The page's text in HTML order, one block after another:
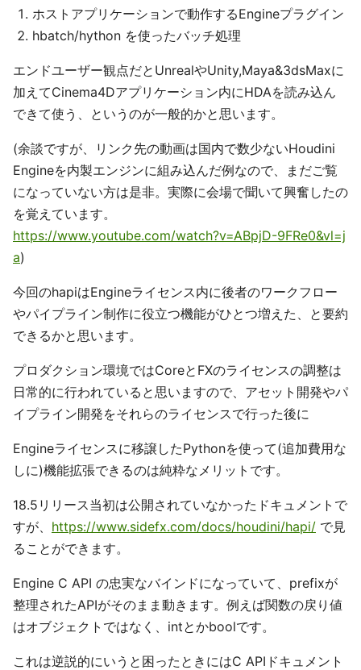
ホストアプリケーションで動作するEngineプラグイン
hbatch/hython を使ったバッチ処理
エンドユーザー観点だとUnrealやUnity,Maya&3dsMaxに
加えてCinema4Dアプリケーション内にHDAを読み込ん
できて使う、というのが一般的かと思います。
(余談ですが、リンク先の動画は国内で数少ないHoudini
Engineを内製エンジンに組み込んだ例なので、まだご覧
になっていない方は是非。実際に会場で聞いて興奮したの
を覚えています。
https://www.youtube.com/watch?v=ABpjD-9FRe0&vl=j
a)
今回のhapiはEngineライセンス内に後者のワークフロー
やパイプライン制作に役立つ機能がひとつ増えた、と要約
できるかと思います。
プロダクション環境ではCoreとFXのライセンスの調整は
日常的に行われていると思いますので、アセット開発やパ
イプライン開発をそれらのライセンスで行った後に
Engineライセンスに移譲したPythonを使って(追加費用な
しに)機能拡張できるのは純粋なメリットです。
18.5リリース当初は公開されていなかったドキュメントで
すが、 https://www.sidefx.com/docs/houdini/hapi/ で見
ることができます。
Engine C API の忠実なバインドになっていて、prefixが
整理されたAPIがそのまま動きます。例えば関数の戻り値
はオブジェクトではなく、intとかboolです。
これは逆説的にいうと困ったときにはC APIドキュメント